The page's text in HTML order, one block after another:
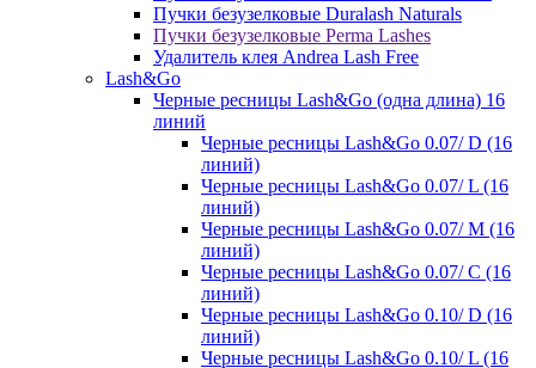
Пучки безузелковые Duralash Naturals
Пучки безузелковые Perma Lashes
Удалитель клея Andrea Lash Free
Lash&Go
Черные ресницы Lash&Go (одна длина) 16
линий
Черные ресницы Lash&Go 0.07/ D (16
линий)
Черные ресницы Lash&Go 0.07/ L (16
линий)
Черные ресницы Lash&Go 0.07/ М (16
линий)
Черные ресницы Lash&Go 0.07/ С (16
линий)
Черные ресницы Lash&Go 0.10/ D (16
линий)
Черные ресницы Lash&Go 0.10/ L (16